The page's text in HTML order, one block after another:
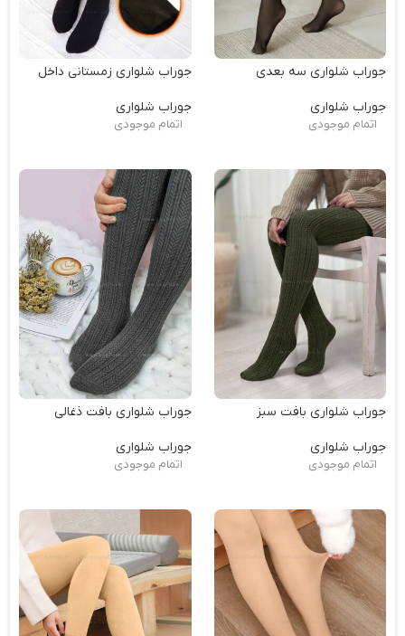
جوراب شلواری سه بعدی
جوراب شلواری
اتمام موجودی
جوراب شلواری زمستانی داخل
جوراب شلواری
اتمام موجودی
جوراب شلواری بافت سبز
جوراب شلواری
اتمام موجودی
جوراب شلواری بافت ذغالی
جوراب شلواری
اتمام موجودی